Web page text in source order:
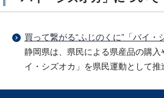
買って繋がる“ふじのくに”「バイ・
静岡県は、県民による県産品の購
イ・シズオカ」を県民運動として推